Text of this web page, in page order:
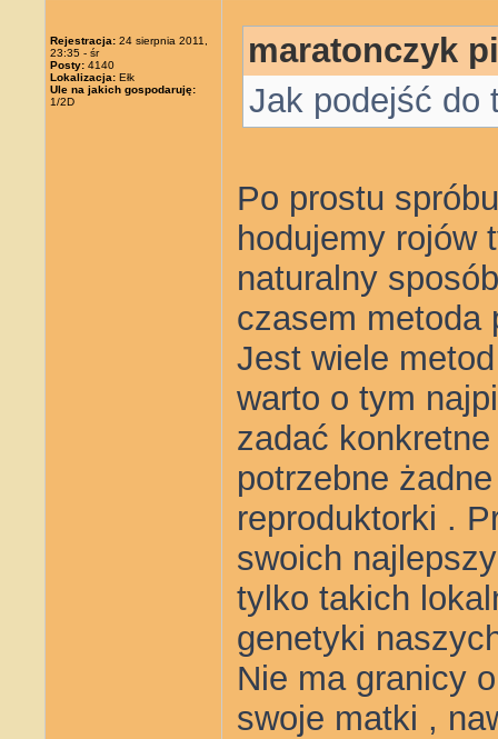
Rejestracja: 24 sierpnia 2011,
23:35 - śr
Posty: 4140
Lokalizacja: Ełk
Ule na jakich gospodaruję:
1/2D
maratonczyk
Jak podejść do
Po prostu
hodujemy rojów
naturalny
czasem metoda
Jest wiele
warto o tym
zadać
potrzebne
reproduktorki .
swoich
tylko takich
genetyki
Nie ma granicy
swoje matki ,